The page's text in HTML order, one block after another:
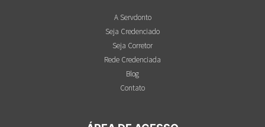
A Servdonto
Seja Credenciado
Seja Corretor
Rede Credenciada
Blog
Contato